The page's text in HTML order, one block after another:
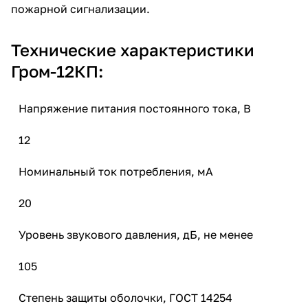
пожарной сигнализации.
Технические характеристики
Гром-12КП:
Напряжение питания постоянного тока, В
12
Номинальный ток потребления, мА
20
Уровень звукового давления, дБ, не менее
105
Степень защиты оболочки, ГОСТ 14254